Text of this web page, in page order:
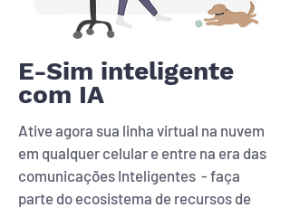
E-Sim inteligente
com IA
Ative agora sua linha virtual na nuvem
em qualquer celular e entre na era das
comunicações Inteligentes - faça
parte do ecosistema de recursos de